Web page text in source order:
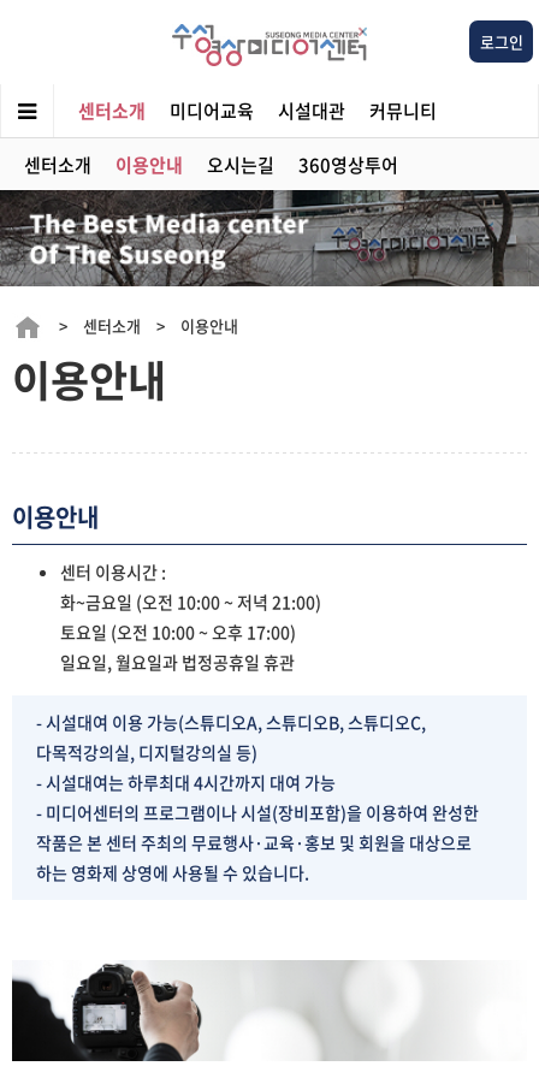
로그인
센터소개 미디어교육 시설대관 커뮤니티
센터소개 이용안내 오시는길 360영상투어
> 센터소개 > 이용안내
이용안내
이용안내
센터 이용시간 :
화~금요일 (오전 10:00 ~ 저녁 21:00)
토요일 (오전 10:00 ~ 오후 17:00)
일요일, 월요일과 법정공휴일 휴관
- 시설대여 이용 가능(스튜디오A, 스튜디오B, 스튜디오C,
다목적강의실, 디지털강의실 등)
- 시설대여는 하루최대 4시간까지 대여 가능
- 미디어센터의 프로그램이나 시설(장비포함)을 이용하여 완성한
작품은 본 센터 주최의 무료행사·교육·홍보 및 회원을 대상으로
하는 영화제 상영에 사용될 수 있습니다.